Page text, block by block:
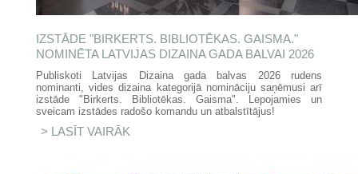
IZSTĀDE "BIRKERTS. BIBLIOTĒKAS. GAISMA."
NOMINĒTA LATVIJAS DIZAINA GADA BALVAI 2026
Publiskoti Latvijas Dizaina gada balvas 2026 rudens
nominanti, vides dizaina kategorijā nomināciju saņēmusi arī
izstāde "Birkerts. Bibliotēkas. Gaisma". Lepojamies un
sveicam izstādes radošo komandu un atbalstītājus!
LASĪT VAIRĀK